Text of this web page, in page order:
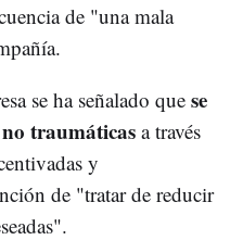
de "una mala
se ha señalado que se
traumáticas a través
y
de "tratar de reducir